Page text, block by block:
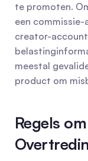
te promoten.
een
creator-
meestal
product om
Regels